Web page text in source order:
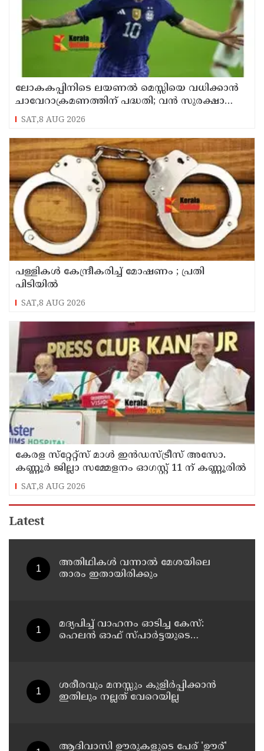
ലോകകപ്പിനിടെ ലയണല്‍ മെസ്സിയെ വധിക്കാൻ
ചാവേറാക്രമണത്തിന് പദ്ധതി; വൻ സുരക്ഷാ
ഭീഷണി പുറത്ത്
SAT,8 AUG 2026
പള്ളികള്‍ കേന്ദ്രീകരിച്ച് മോഷണം ; പ്രതി
പിടിയില്‍
SAT,8 AUG 2026
കേരള സ്‌റ്റേറ്റ്സ് മാൾ ഇൻഡസ്ട്രീസ് അസോ.
കണ്ണൂർ ജില്ലാ സമ്മേളനം ഓഗസ്റ്റ് 11 ന് കണ്ണൂരിൽ
SAT,8 AUG 2026
Latest
അതിഥികൾ വന്നാൽ മേശയിലെ
താരം ഇതായിരിക്കും
മദ്യപിച്ച് വാഹനം ഓടിച്ച കേസ്:
ഹെലൻ ഓഫ് സ്പാർട്ടയുടെ
ശരീരവും മനസ്സും കുളിർപ്പിക്കാൻ
ഇതിലും നല്ലത് വേറെയില്ല
ആദിവാസി ഊരുകളുടെ പേര് 'ഊര്'